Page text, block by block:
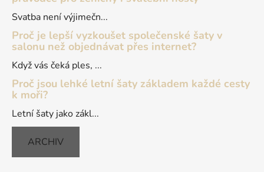
Svatba není výjimečn...
Proč je lepší vyzkoušet společenské šaty v
salonu než objednávat přes internet?
Když vás čeká ples, ...
Proč jsou lehké letní šaty základem každé cesty
k moři?
Letní šaty jako zákl...
ARCHIV